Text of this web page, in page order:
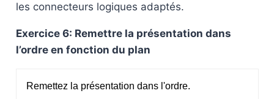
les connecteurs logiques adaptés.
Exercice 6: Remettre la présentation dans
l’ordre en fonction du plan